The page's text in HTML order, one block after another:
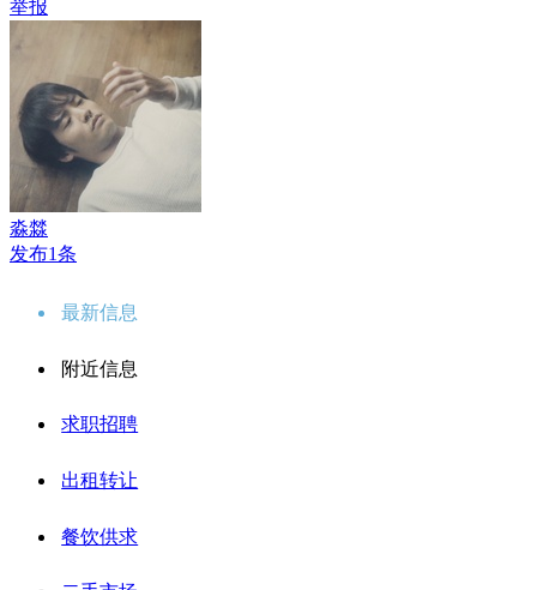
举报
淼㵘
发布1条
最新信息
附近信息
求职招聘
出租转让
餐饮供求